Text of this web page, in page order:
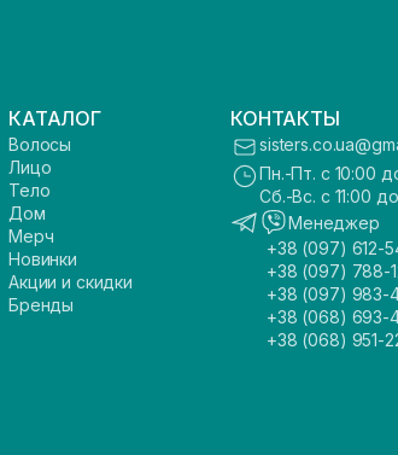
КАТАЛОГ
Волосы
Лицо
Тело
Дом
Мерч
Новинки
Акции и скидки
Бренды
КОНТАКТЫ
Пн.-Пт. с 10:00
Сб.-Вс. с 11:00
Менеджер
+38 (097) 612-
+38 (097) 788-
+38 (097) 983-
+38 (068) 693-
+38 (068) 951-